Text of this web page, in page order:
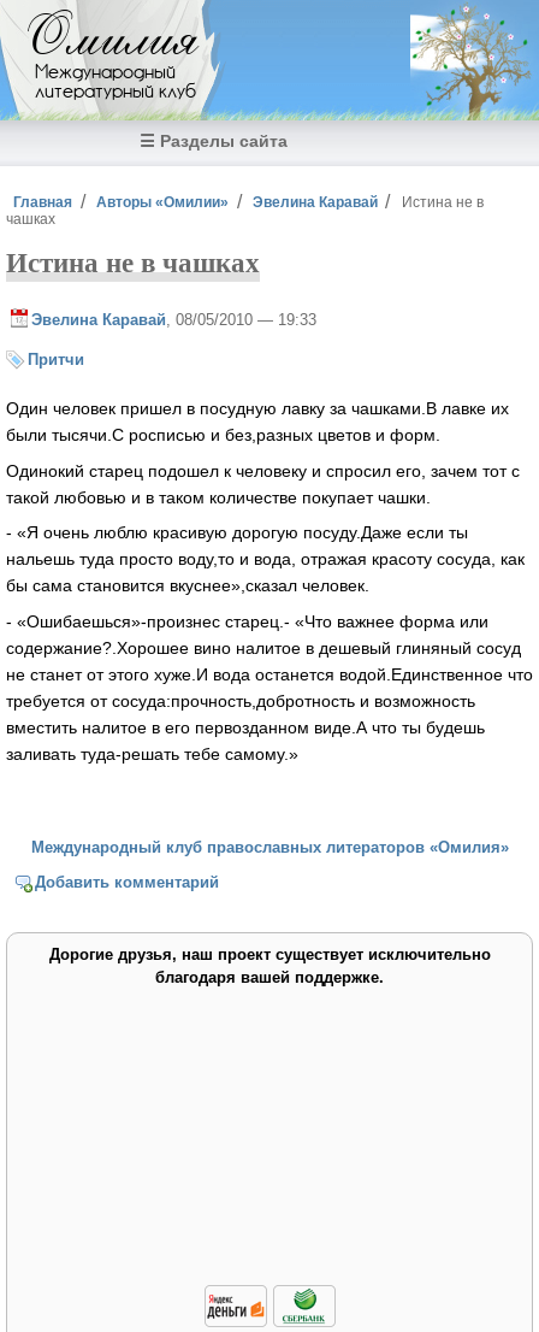
Перейти к основному содержанию
Омилия
Международный
литературный клуб
☰ Разделы сайта
Вы здесь
Главная Авторы «Омилии» Эвелина Каравай
Истина не в
чашках
Истина не в чашках
Эвелина Каравай , 08/05/2010 — 19:33
Притчи
Один человек пришел в посудную лавку за чашками.В лавке их
были тысячи.С росписью и без,разных цветов и форм.
Одинокий старец подошел к человеку и спросил его, зачем тот с
такой любовью и в таком количестве покупает чашки.
- «Я очень люблю красивую дорогую посуду.Даже если ты
нальешь туда просто воду,то и вода, отражая красоту сосуда, как
бы сама становится вкуснее»,сказал человек.
- «Ошибаешься»-произнес старец.- «Что важнее форма или
содержание?.Хорошее вино налитое в дешевый глиняный сосуд
не станет от этого хуже.И вода останется водой.Единственное что
требуется от сосуда:прочность,добротность и возможность
вместить налитое в его первозданном виде.А что ты будешь
заливать туда-решать тебе самому.»
Международный клуб православных литераторов «Омилия»
Добавить комментарий
Дорогие друзья, наш проект существует исключительно
благодаря вашей поддержке.